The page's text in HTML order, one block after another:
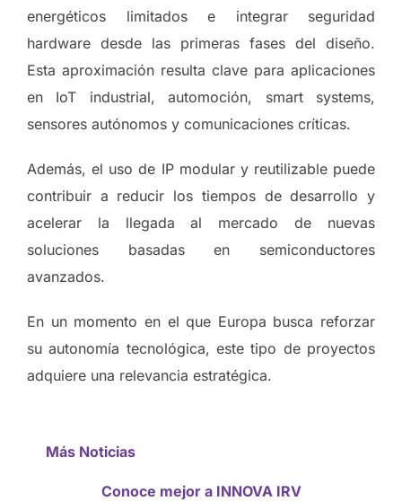
energéticos limitados e integrar seguridad
hardware desde las primeras fases del diseño.
Esta aproximación resulta clave para aplicaciones
en IoT industrial, automoción, smart systems,
sensores autónomos y comunicaciones críticas.
Además, el uso de IP modular y reutilizable puede
contribuir a reducir los tiempos de desarrollo y
acelerar la llegada al mercado de nuevas
soluciones basadas en semiconductores
avanzados.
En un momento en el que Europa busca reforzar
su autonomía tecnológica, este tipo de proyectos
adquiere una relevancia estratégica.
Más Noticias
Conoce mejor a INNOVA IRV